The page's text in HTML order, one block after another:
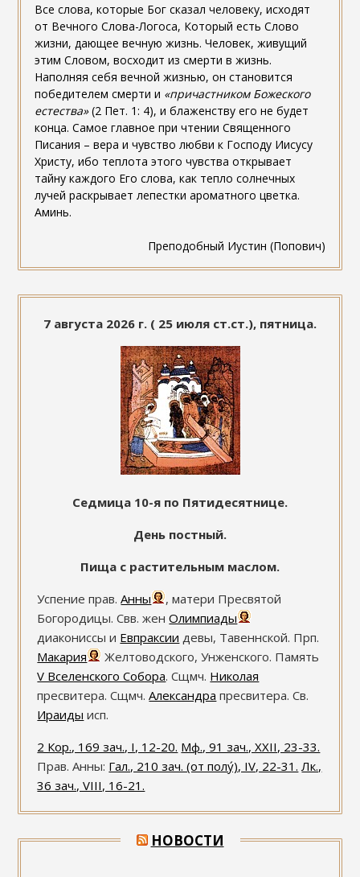
Все слова, которые Бог сказал человеку, исходят
от Вечного Слова-Логоса, Который есть Слово
жизни, дающее вечную жизнь. Человек, живущий
этим Словом, восходит из смерти в жизнь.
Наполняя себя вечной жизнью, он становится
победителем смерти и «причастником Божеского
естества»(2 Пет. 1: 4), и блаженству его не будет
конца. Самое главное при чтении Священного
Писания – вера и чувство любви к Господу Иисусу
Христу, ибо теплота этого чувства открывает
тайну каждого Его слова, как тепло солнечных
лучей раскрывает лепестки ароматного цветка.
Аминь.
Преподобный Иустин (Попович)
7 августа 2026 г. ( 25 июля ст.ст.), пятница.
Седмица 10-я по Пятидесятнице.
День постный.
Пища с растительным маслом.
Успение прав.Анны
, матери Пресвятой
Богородицы. Свв. женОлимпиады
диакониссы и Евпраксии девы, Тавеннской. Прп.
Макария
Желтоводского, Унженского. Память
V Вселенского Собора. Сщмч. Николая
пресвитера. Сщмч.Александра пресвитера. Св.
Ираиды исп.
2 Кор., 169 зач., I, 12-20. Мф., 91 зач., XXII, 23-33.
Прав. Анны: Гал., 210 зач. (от полу́), IV, 22-31. Лк.,
36 зач., VIII, 16-21.
НОВОСТИ